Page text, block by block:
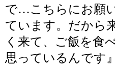
で…こちらにお願
ています。だから
く来て、ご飯を食
思っているんです』